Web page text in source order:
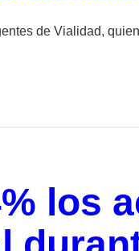
de Vialidad,
los